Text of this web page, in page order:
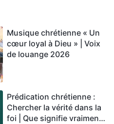
Musique chrétienne « Un
cœur loyal à Dieu » | Voix
de louange 2026
Prédication chrétienne :
Chercher la vérité dans la
foi | Que signifie vraiment